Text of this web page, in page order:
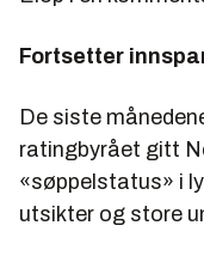
Fortsetter
De siste
ratingbyrået gitt
«søppelstatus» i
utsikter og store